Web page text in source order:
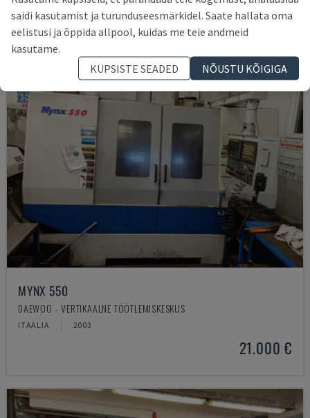
MYNX 550
DAEWOO - VERTIKAALNE TÖÖTLEMISKESKUS
ITAALIA 2003
21.000 €
saidi kasutamist ja turunduseesmärkidel. Saate hallata oma
eelistusi ja õppida allpool, kuidas me teie andmeid
kasutame.
KÜPSISTE SEADED
NÕUSTU KÕIGIGA